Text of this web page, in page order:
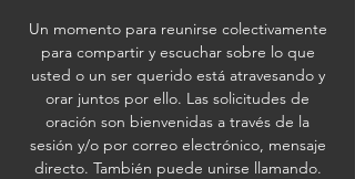
Un momento para reunirse colectivamente
para compartir y escuchar sobre lo que
usted o un ser querido está atravesando y
orar juntos por ello. Las solicitudes de
oración son bienvenidas a través de la
sesión y/o por correo electrónico, mensaje
directo. También puede unirse llamando.